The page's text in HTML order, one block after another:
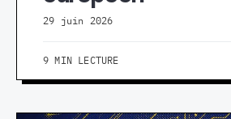
29 juin 2026
9 MIN LECTURE